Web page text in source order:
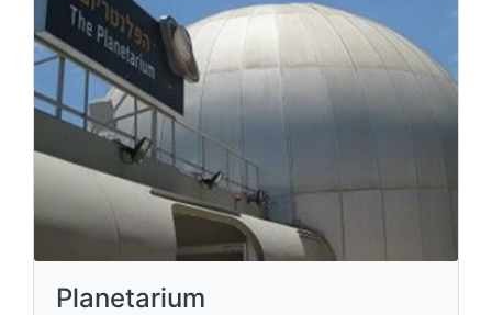
Planetarium